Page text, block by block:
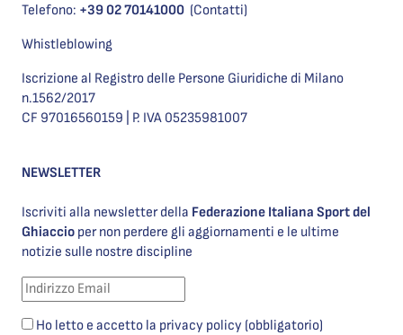
Telefono: +39 02 70141000 (Contatti)
Whistleblowing
Iscrizione al Registro delle Persone Giuridiche di Milano
n.1562/2017
CF 97016560159 | P. IVA 05235981007
NEWSLETTER
Iscriviti alla newsletter della Federazione Italiana Sport del
Ghiaccio per non perdere gli aggiornamenti e le ultime
notizie sulle nostre discipline
Ho letto e accetto la privacy policy (obbligatorio)